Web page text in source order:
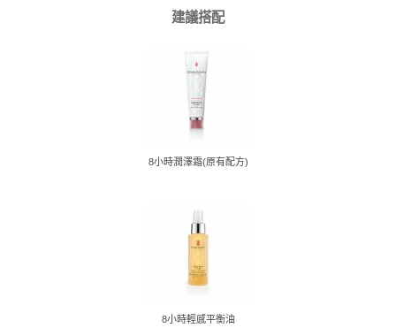
建議搭配
8小時潤澤霜(原有配方)
8小時輕感平衡油